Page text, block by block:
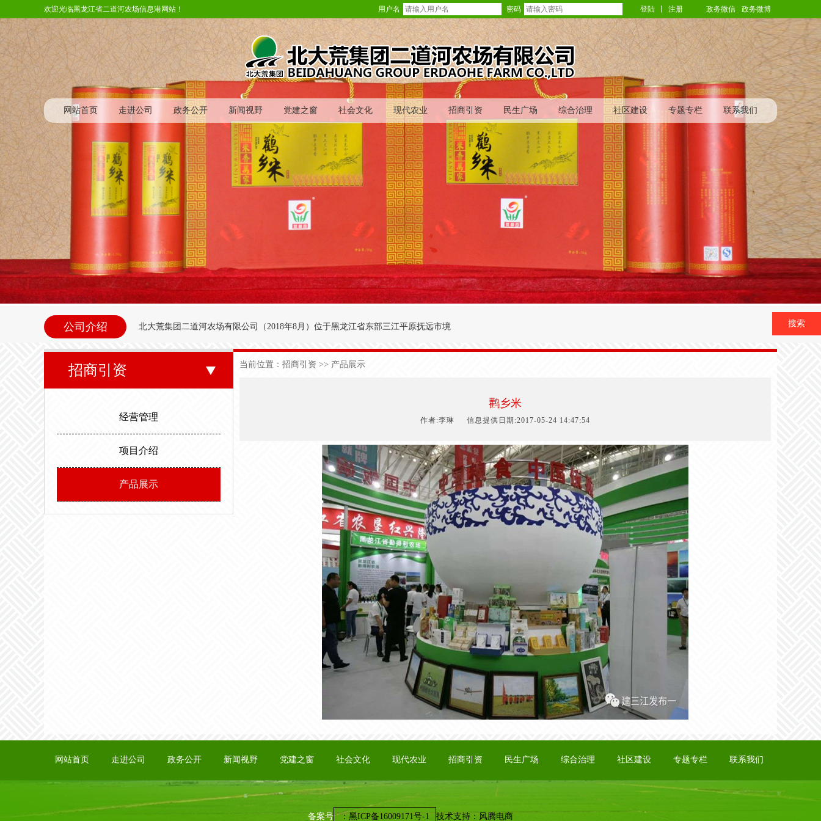
欢迎光临黑龙江省二道河农场信息港网站！ 用户名 密码 登陆 注册 政务微信 政务微博
网站首页 走进公司 政务公开 新闻视野 党建之窗 社会文化 现代农业 招商引资 民生广场 综合治理 社区建设 专题专栏 联系我们
公司介绍 北大荒集团二道河农场有限公司（ 2018年8月 ） 位于黑龙江省东部三江平原抚远市境
内别拉洪河下游西岸。地理坐标为北纬47°35′～47°50′，东经134°00′～134°25′之间。
东以别拉洪河、南以二道河与八五九农场为界；西与前锋农场接壤；北与前哨农场毗
度，最高气温35.6度。年平均无霜期1 毫米。
招商引资
经营管理
项目介绍
产品展示
当前位置： 招商引资 >> 产品展示
鹳乡米
作者:李琳 信息提供日期:2017-05-24 14:47:54
网站首页 走进公司 政务公开 新闻视野 党建之窗 社会文化 现代农业 招商引资 民生广场 综合治理 社区建设 专题专栏 联系我们
备案号 ：黑ICP备16009171号-1 技术支持：风腾电商
搜索